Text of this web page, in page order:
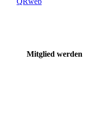
Mitglied werden